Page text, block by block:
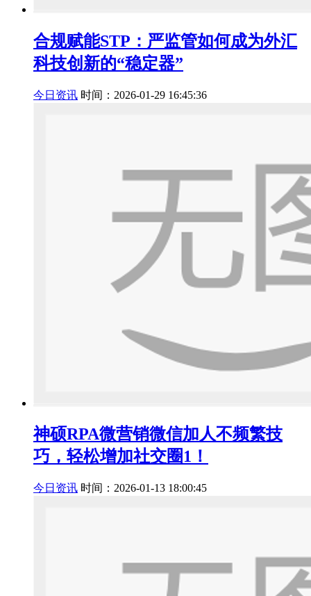
​合规赋能STP：严监管如何成为外汇
科技创新的“稳定器”
今日资讯 时间：2026-01-29 16:45:36
神硕RPA微营销微信加人不频繁技
巧，轻松增加社交圈1！
今日资讯 时间：2026-01-13 18:00:45